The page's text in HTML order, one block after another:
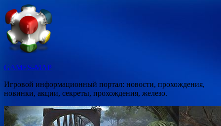
Перейти
к
содержимому
GAMES-MAP
Игровой информационный портал: новости, прохождения,
новинки, акции, секреты, прохождения, железо.